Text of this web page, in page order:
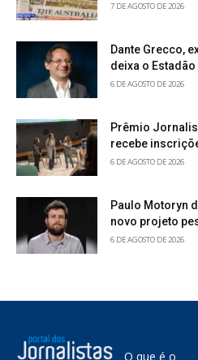
7 DE AGOSTO DE 2026
Dante Grecco,
deixa o Estadão
6 DE AGOSTO DE 2026
Prêmio
recebe
6 DE AGOSTO DE 2026
Paulo Motoryn
novo projeto
6 DE AGOSTO DE 2026
O que é o